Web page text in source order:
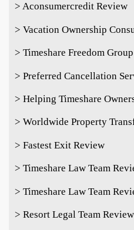
> Aconsumercredit Review
> Vacation Ownership
> Timeshare Freedom
> Preferred Cancellation
> Helping Timeshare
> Worldwide Property
> Fastest Exit Review
> Timeshare Law Team
> Timeshare Law Team
> Resort Legal Team Review